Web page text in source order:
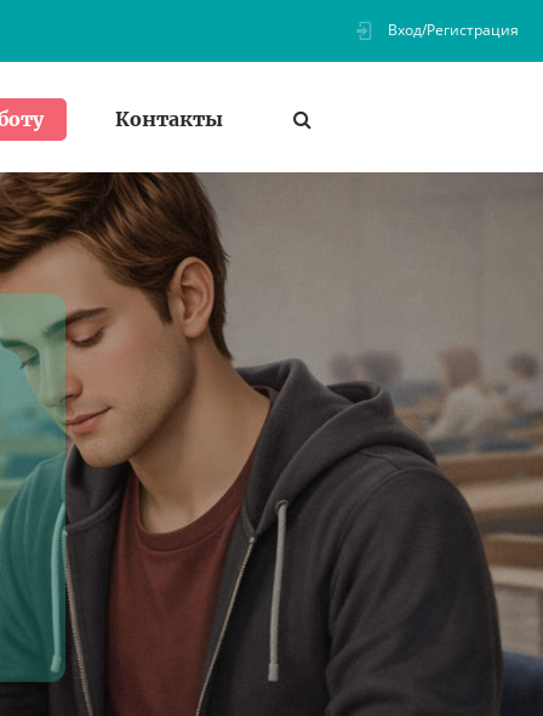
Вход/Регистрация
Контакты